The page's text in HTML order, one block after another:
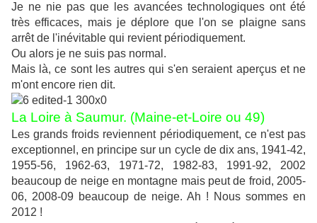
Je ne nie pas que les avancées technologiques ont été
très efficaces, mais je déplore que l'on se plaigne sans
arrêt de l'inévitable qui revient périodiquement.
Ou alors je ne suis pas normal.
Mais là, ce sont les autres qui s'en seraient aperçus et ne
m'ont encore rien dit.
La Loire à Saumur. (Maine-et-Loire ou 49)
Les grands froids reviennent périodiquement, ce n'est pas
exceptionnel, en principe sur un cycle de dix ans, 1941-42,
1955-56, 1962-63, 1971-72, 1982-83, 1991-92, 2002
beaucoup de neige en montagne mais peut de froid, 2005-
06, 2008-09 beaucoup de neige. Ah ! Nous sommes en
2012 !